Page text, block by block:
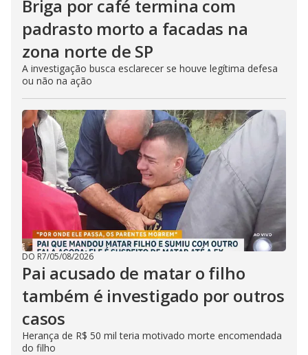
Briga por café termina com
padrasto morto a facadas na
zona norte de SP
A investigação busca esclarecer se houve legítima defesa
ou não na ação
DO R7/05/08/2026
Pai acusado de matar o filho
também é investigado por outros
casos
Herança de R$ 50 mil teria motivado morte encomendada
do filho